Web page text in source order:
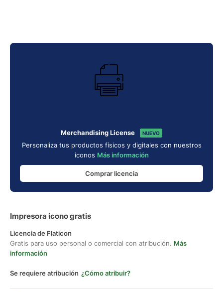
Merchandising License NUEVO
Personaliza tus productos físicos y digitales con nuestros
iconos Más información
Comprar licencia
Impresora icono gratis
Licencia de Flaticon
Gratis para uso personal o comercial con atribución. Más
información
Se requiere atribución ¿Cómo atribuir?